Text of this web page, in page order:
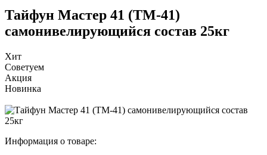
Тайфун Мастер 41 (ТМ-41)
самонивелирующийся состав 25кг
Хит
Советуем
Акция
Новинка
Информация о товаре: